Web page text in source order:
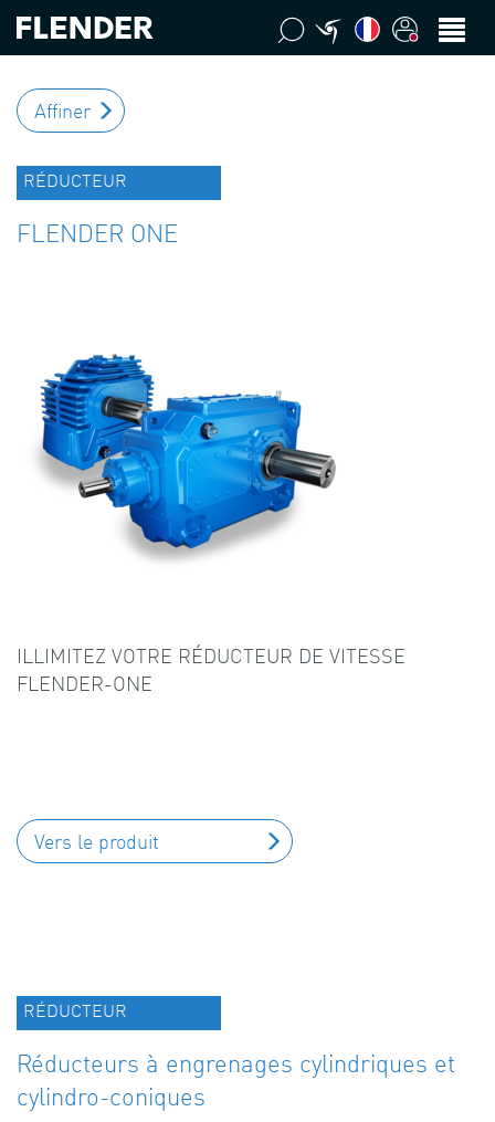
Affiner
RÉDUCTEUR
FLENDER ONE
ILLIMITEZ VOTRE RÉDUCTEUR DE VITESSE
FLENDER-ONE
Vers le produit
RÉDUCTEUR
Réducteurs à engrenages cylindriques et
cylindro-coniques